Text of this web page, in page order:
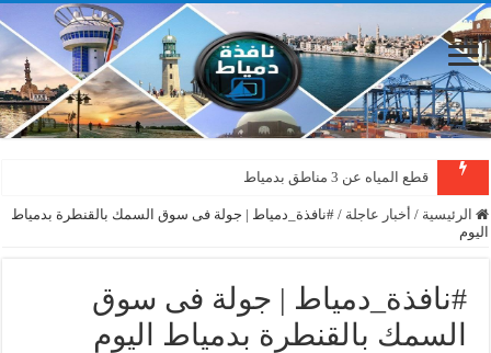
قطع المياه عن 3 مناطق بدمياط
دمياط : سقوط شجرة على الأسلاك الكهربائية بمنطقة المطرى
الرئيسية / أخبار عاجلة / #نافذة_دمياط | جولة فى سوق السمك بالقنطرة بدمياط
اليوم
#نافذة_دمياط | جولة فى سوق
السمك بالقنطرة بدمياط اليوم